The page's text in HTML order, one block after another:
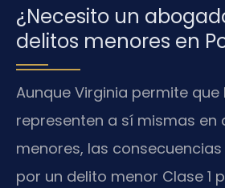
¿Necesito un
delitos menores en
Aunque Virginia permite
representen a sí mismas en
menores, las
por un delito menor Clase 1